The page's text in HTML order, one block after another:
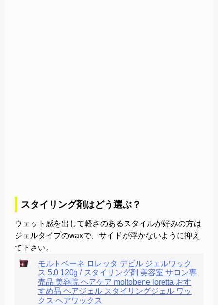
スタイリング剤はどう選ぶ？
ウェット感を出して軽さのあるスタイルが好みの方は
ジェルタイプのwaxで、サイドが浮かないように抑え
て下さい。
モルトベーネ ロレッタ デビル ジェルワック
ス 5.0 120g / スタイリング剤 美容室 サロン専
売品 美容院 ヘアケア moltobene loretta おす
すめ品 ヘアジェル スタイリングジェル ワッ
クス ヘアワックス